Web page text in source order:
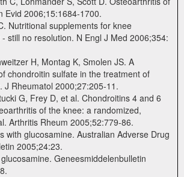
Evid 2006;15:1684-1700.
Nutritional supplements for knee
still no resolution. N Engl J Med 2006;354:
H, Montag K, Smolen JS. A
chondroitin sulfate in the treatment of
J Rheumatol 2000;27:205-11.
G, Frey D, et al. Chondroitins 4 and 6
of the knee: a randomized,
Arthritis Rheum 2005;52:779-86.
with glucosamine. Australian Adverse Drug
2005;24:23.
Geneesmiddelenbulletin